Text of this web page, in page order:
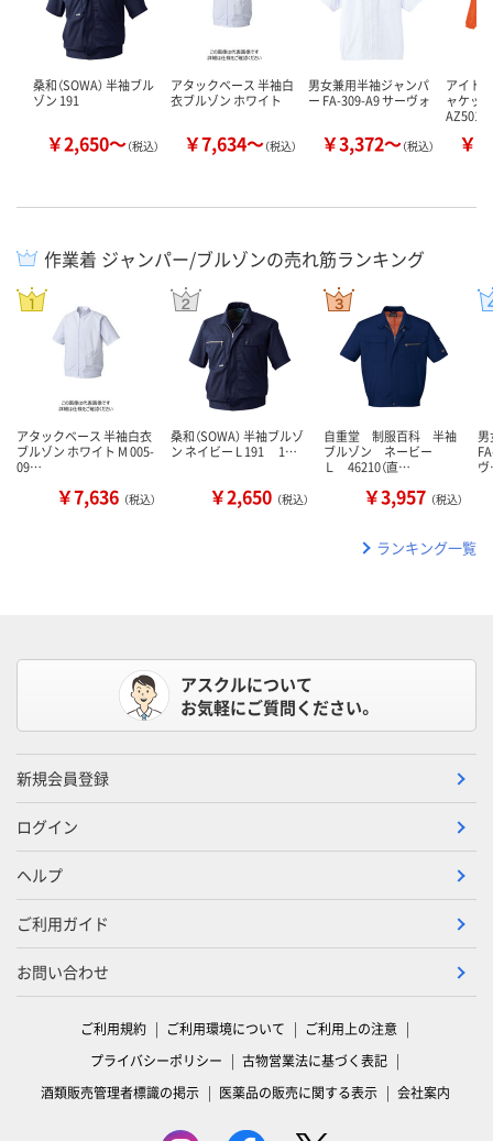
桑和（SOWA） 半袖ブル
ゾン 191
￥2,650～（税込）
アタックベース 半袖白
衣ブルゾン ホワイト
￥7,634～（税込）
男女兼用半袖ジャンパ
ー FA-309-A9 サーヴォ
￥3,372～（税込）
アイト
ャケット
AZ50101
￥
作業着 ジャンパー/ブルゾンの売れ筋ランキング
アタックベース 半袖白衣
ブルゾン ホワイト M 005-
09…
￥7,636 （税込）
桑和（SOWA） 半袖ブルゾ
ン ネイビー L 191 1…
￥2,650 （税込）
自重堂 制服百科 半袖
ブルゾン ネービー
Ｌ 46210（直…
￥3,957 （税込）
ランキング一覧
アスクルについて
お気軽にご質問ください。
新規会員登録
ログイン
ヘルプ
ご利用ガイド
お問い合わせ
ご利用規約 ご利用環境について
ご利用上の注意
プライバシーポリシー
古物営業法に基づく表記
酒類販売管理者標識の掲示
医薬品の販売に関する表示 会社案内